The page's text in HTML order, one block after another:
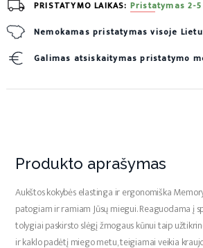
PRISTATYMO LAIKAS: Pristatymas 2-
Nemokamas pristatymas visoje
Galimas atsiskaitymas pristatymo
Produkto aprašymas
Aukštos kokybės elastinga ir ergonomiška
patogiam ir ramiam Jūsų miegui. Reaguodama į
tolygiai paskirsto slėgį žmogaus kūnui taip
ir kaklo padėtį miego metu, teigiamai veikia